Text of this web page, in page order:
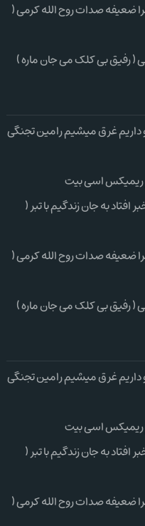
ضعیفه صدات روح الله کرمی (
( رفیق بی کلک می جان ماره )
داریم غرق میشیم رامین تجنگی
ریمیکس اسی بیت
به جان زندگیم با تبر (
ضعیفه صدات روح الله کرمی (
( رفیق بی کلک می جان ماره )
داریم غرق میشیم رامین تجنگی
ریمیکس اسی بیت
به جان زندگیم با تبر (
ضعیفه صدات روح الله کرمی (